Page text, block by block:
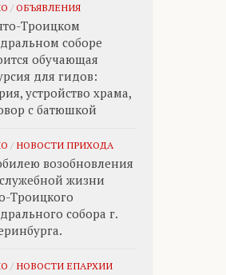
/ ОБЪЯВЛЕНИЯ
Троицком
соборе
обучающая
для гидов:
устройство храма,
с батюшкой
/ НОВОСТИ ПРИХОДА
возобновления
жизни
Троицкого
собора г.
/ НОВОСТИ ЕПАРХИИ